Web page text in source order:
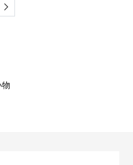
Next